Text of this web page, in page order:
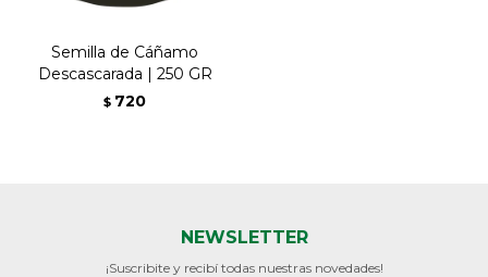
Semilla de Cáñamo
Descascarada | 250 GR
$ 720
NEWSLETTER
¡Suscribite y recibí todas nuestras novedades!